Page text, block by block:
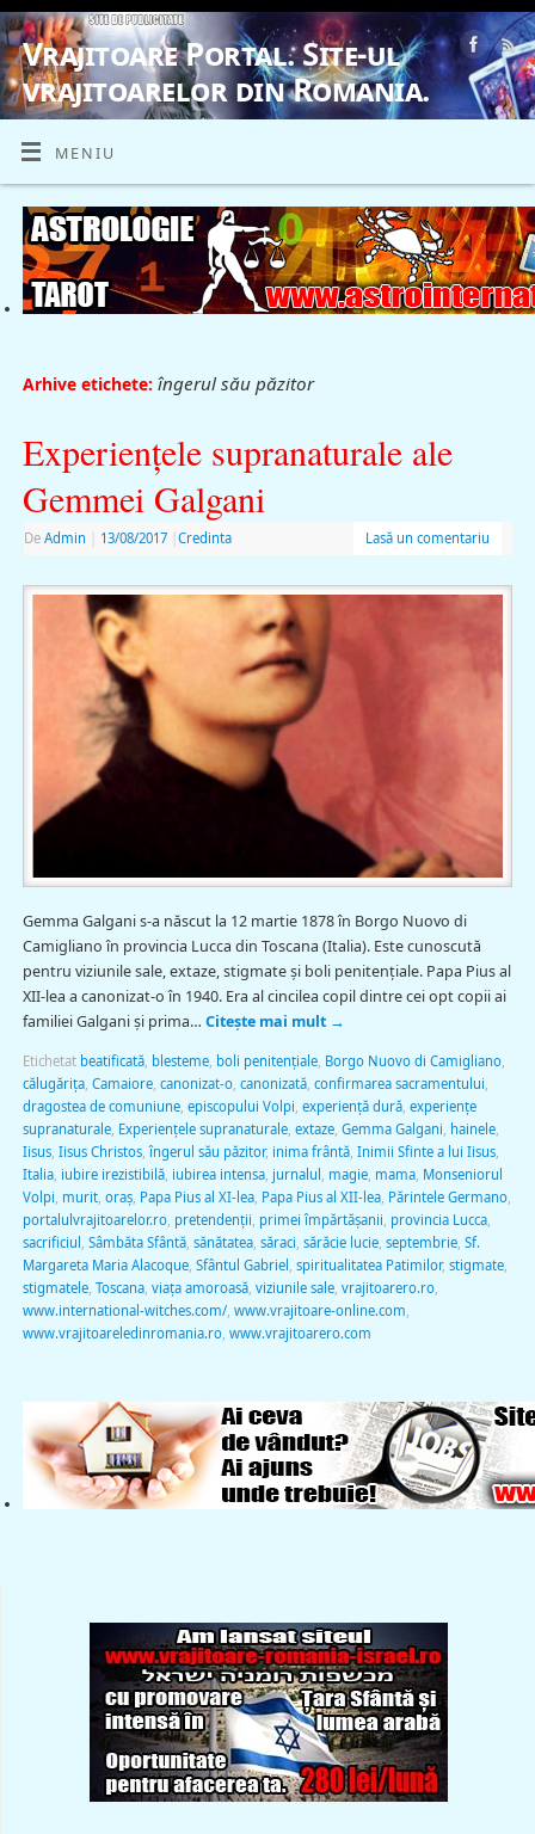
Vrajitoare Portal. Site-ul
vrajitoarelor din Romania.
VRAJITOARE, VRAJITOARELE, VRAJITOARE
MENIU
Arhive etichete: îngerul său păzitor
Experienţele supranaturale ale
Gemmei Galgani
De Admin 13/08/2017 Credinta Lasă un comentariu
Gemma Galgani s-a născut la 12 martie 1878 în Borgo Nuovo di
Camigliano în provincia Lucca din Toscana (Italia). Este cunoscută
pentru viziunile sale, extaze, stigmate și boli penitențiale. Papa Pius al
XII-lea a canonizat-o în 1940. Era al cincilea copil dintre cei opt copii ai
familiei Galgani şi prima… Citește mai mult →
Etichetat beatificată, blesteme, boli penitențiale, Borgo Nuovo di Camigliano,
călugărița, Camaiore, canonizat-o, canonizată, confirmarea sacramentului
dragostea de comuniune, episcopului Volpi experiență dură, experienţe
supranaturale, Experienţele supranaturale, extaze, Gemma Galgani hainele,
Iisus, Iisus Christos,îngerul său păzitor, inima frântă, Inimii Sfinte a lui Iisus,
Italia, iubire irezistibilă, iubirea intensa, jurnalul magie, mama, Monseniorul
Volpi murit, oraș, Papa Pius al XI-lea, Papa Pius al XII-lea, Părintele Germano,
portalulvrajitoarelor.ro, pretendenţii primei împărtășanii provincia Lucca,
sacrificiul
Sâmbăta Sfântă, sănătatea, săraci sărăcie lucie, septembrie, Sf.
Margareta Maria Alacoque, Sfântul Gabriel spiritualitatea Patimilor, stigmate,
stigmatele, Toscana, viaţa amoroasă, viziunile sale, vrajitoarero.ro,
www.international-witches.com/, www.vrajitoare-online.com
www.vrajitoareledinromania.ro, www.vrajitoarero.com